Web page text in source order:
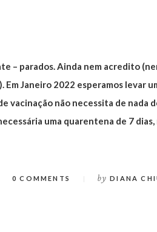
– parados. Ainda nem acredito
Janeiro 2022 esperamos levar
vacinação não necessita de nada
uma quarentena de 7 dias,
0 COMMENTS by DIANA